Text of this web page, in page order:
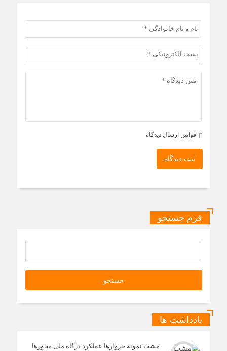
قوانین ارسال دیدگاه
ثبت دیدگاه
فرم جستجو
یادداشت ها
مشت نمونه خروارها عملکرد درگاه ملی مجوزها